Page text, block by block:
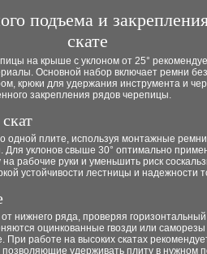
подъема и
скате
на крыше с уклоном от 25°
Основной набор включает ремни
крюки для удержания инструмента и
закрепления рядов черепицы.
одной плите, используя монтажные
Для уклонов свыше 30° оптимально
на рабочие руки и уменьшить риск
устойчивости лестницы и надежности
нижнего ряда, проверяя горизонтальный
оцинкованные гвозди или
При работе на высоких скатах
удерживать плиту в нужном